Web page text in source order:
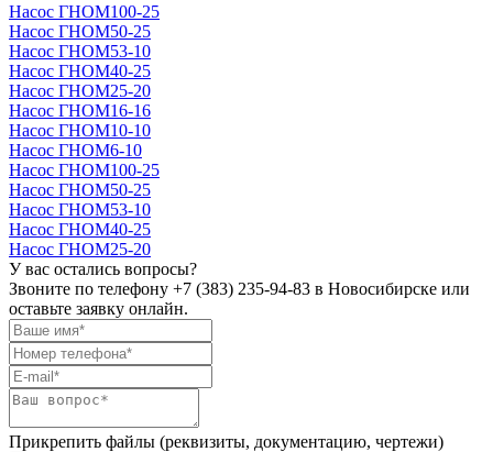
Насос ГНОМ100-25
Насос ГНОМ50-25
Насос ГНОМ53-10
Насос ГНОМ40-25
Насос ГНОМ25-20
Насос ГНОМ16-16
Насос ГНОМ10-10
Насос ГНОМ6-10
Насос ГНОМ100-25
Насос ГНОМ50-25
Насос ГНОМ53-10
Насос ГНОМ40-25
Насос ГНОМ25-20
У вас остались вопросы?
Звоните по телефону +7 (383) 235-94-83 в Новосибирске или
оставьте заявку онлайн.
Прикрепить файлы (реквизиты, документацию, чертежи)